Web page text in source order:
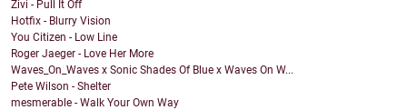
Zivi - Pull It Off
Hotfix - Blurry Vision
You Citizen - Low Line
Roger Jaeger - Love Her More
Waves_On_Waves x Sonic Shades Of Blue x Waves On W...
Pete Wilson - Shelter
mesmerable - Walk Your Own Way